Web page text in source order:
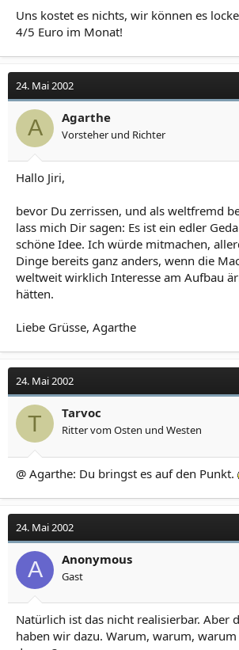
Uns kostet es nichts, wir können es
4/5 Euro im Monat!
24. Mai 2002
A Agarthe
Vorsteher und Richter
Hallo Jiri,
bevor Du zerrissen, und als weltfremd
lass mich Dir sagen: Es ist ein edler
schöne Idee. Ich würde mitmachen,
Dinge bereits ganz anders, wenn die
weltweit wirklich Interesse am Aufbau
hätten.
Liebe Grüsse, Agarthe
24. Mai 2002
T Tarvoc
Ritter vom Osten und Westen
@ Agarthe: Du bringst es auf den Punkt.
24. Mai 2002
A Anonymous
Gast
Natürlich ist das nicht realisierbar. Aber
haben wir dazu. Warum, warum,